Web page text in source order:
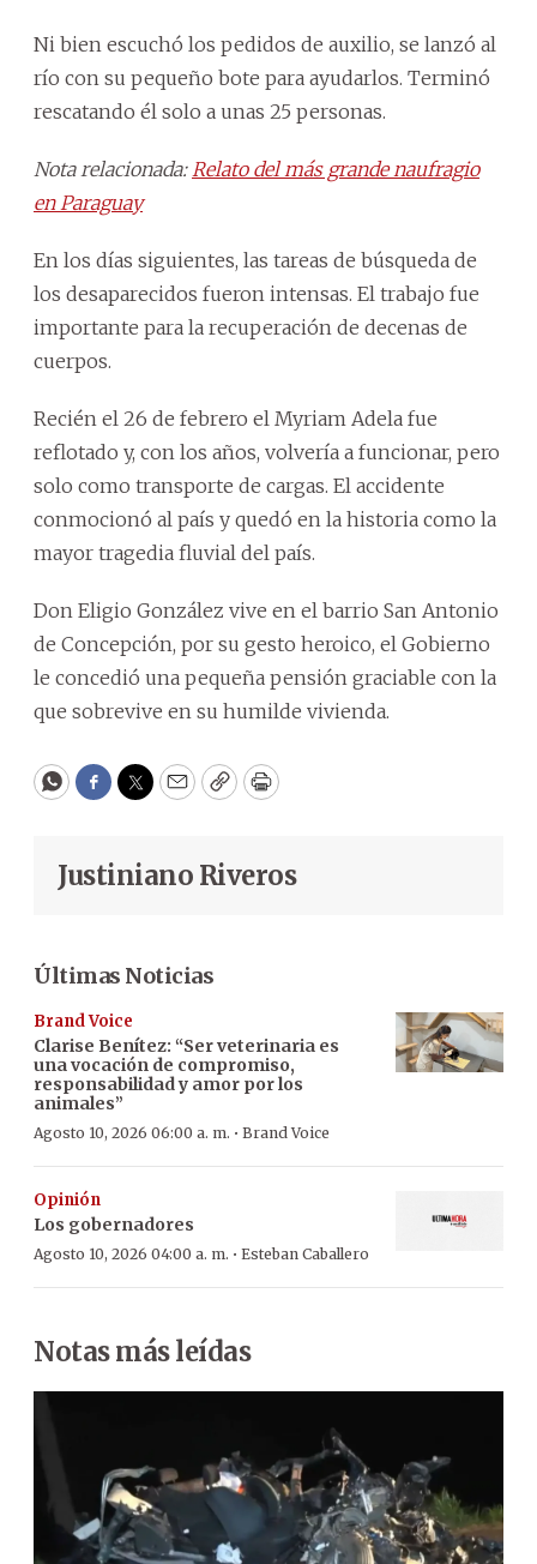
Ni bien escuchó los pedidos de auxilio, se lanzó al
río con su pequeño bote para ayudarlos. Terminó
rescatando él solo a unas 25 personas.
Nota relacionada: Relato del más grande naufragio
en Paraguay
En los días siguientes, las tareas de búsqueda de
los desaparecidos fueron intensas. El trabajo fue
importante para la recuperación de decenas de
cuerpos.
Recién el 26 de febrero el Myriam Adela fue
reflotado y, con los años, volvería a funcionar, pero
solo como transporte de cargas. El accidente
conmocionó al país y quedó en la historia como la
mayor tragedia fluvial del país.
Don Eligio González vive en el barrio San Antonio
de Concepción, por su gesto heroico, el Gobierno
le concedió una pequeña pensión graciable con la
que sobrevive en su humilde vivienda.
WhatsApp
Facebook
Twitter
EmailCopyPrint
Justiniano Riveros
Últimas Noticias
Brand Voice
Clarise Benítez: “Ser veterinaria es
una vocación de compromiso,
responsabilidad y amor por los
animales”
Agosto 10, 2026 06:00 a. m. · Brand Voice
Opinión
Los gobernadores
Agosto 10, 2026 04:00 a. m. · Esteban Caballero
Notas más leídas